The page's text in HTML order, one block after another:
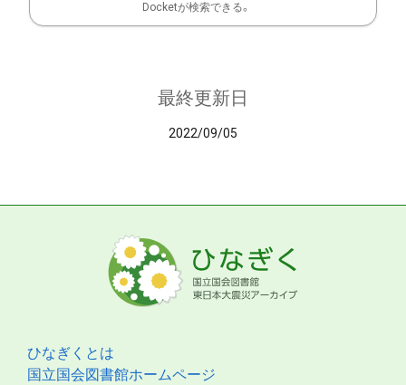
Docketが検索できる。
最終更新日
2022/09/05
ひなぎくとは
国立国会図書館ホームページ